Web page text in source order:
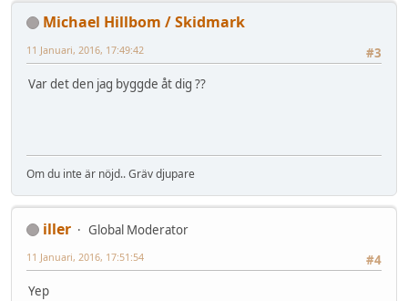
Michael Hillbom / Skidmark
#3
11 Januari, 2016, 17:49:42
Var det den jag byggde åt dig ??
Om du inte är nöjd.. Gräv djupare
iller
Global Moderator
#4
11 Januari, 2016, 17:51:54
Yep